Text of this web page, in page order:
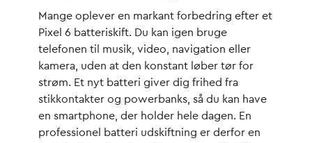
Mange oplever en markant forbedring efter et
Pixel 6 batteriskift. Du kan igen bruge
telefonen til musik, video, navigation eller
kamera, uden at den konstant løber tør for
strøm. Et nyt batteri giver dig frihed fra
stikkontakter og powerbanks, så du kan have
en smartphone, der holder hele dagen. En
professionel
batteri udskiftning er derfor en